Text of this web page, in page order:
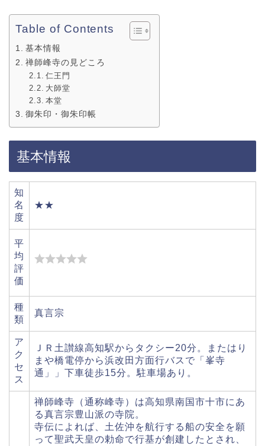
Table of Contents
基本情報
禅師峰寺の見どころ
仁王門
大師堂
本堂
御朱印・御朱印帳
基本情報
知
名
度
★★
平
均
評
価
種
類
真言宗
ア
ク
セ
ス
ＪＲ土讃線高知駅からタクシー20分。またはり
まや橋電停から浜改田方面行バスで「峯寺
通」」下車徒歩15分。駐車場あり。
禅師峰寺（通称峰寺）は高知県南国市十市にあ
る真言宗豊山派の寺院。
寺伝によれば、土佐沖を航行する船の安全を願
って聖武天皇の勅命で行基が創建したとされ、